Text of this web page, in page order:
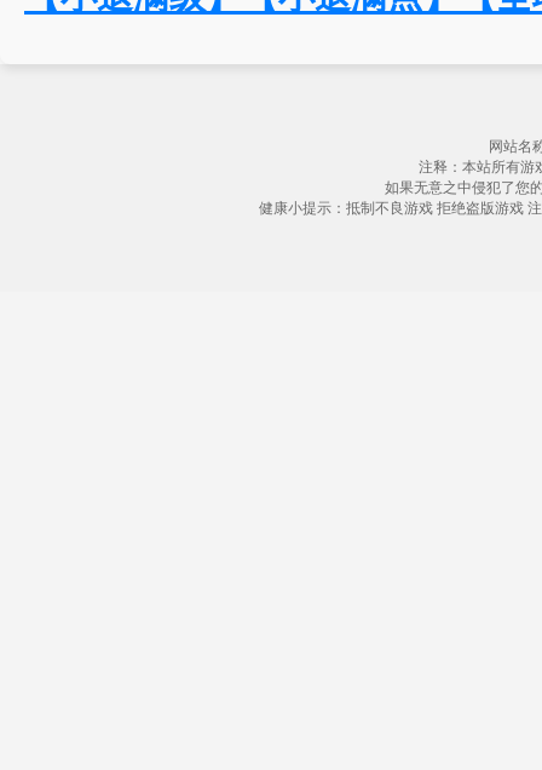
网站名
注释：本站所有游
如果无意之中侵犯了您
健康小提示：抵制不良游戏 拒绝盗版游戏